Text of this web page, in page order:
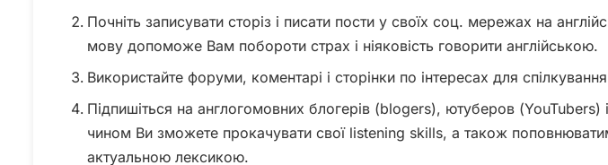
Почніть записувати сторіз і писати пости у своїх соц. мережах на
мову допоможе Вам побороти страх і ніяковість говорити англійською.
Використайте форуми, коментарі і сторінки по інтересах для
Підпишіться на англогомовних блогерів (blogers), ютуберов
чином Ви зможете прокачувати свої listening skills, а також
актуальною лексикою.